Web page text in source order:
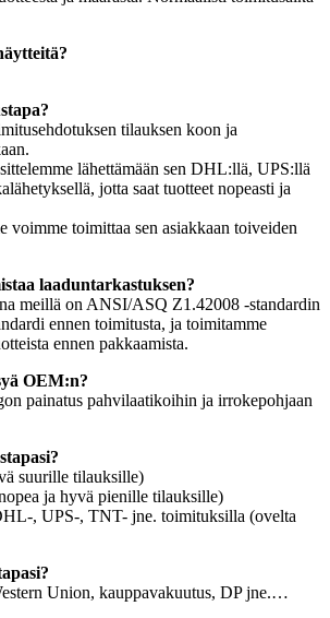
tilauksen koon ja
lähettämään sen DHL:llä, UPS:llä
jotta saat tuotteet nopeasti ja
voimme toimittaa sen asiakkaan toiveiden
laaduntarkastuksen?
meillä on ANSI/ASQ Z1.42008 -standardin
ennen toimitusta, ja toimitamme
ennen pakkaamista.
OEM:n?
painatus pahvilaatikoihin ja irrokepohjaan
suurille tilauksille)
ja hyvä pienille tilauksille)
, UPS-, TNT- jne. toimituksilla (ovelta
Union, kauppavakuutus, DP jne.…